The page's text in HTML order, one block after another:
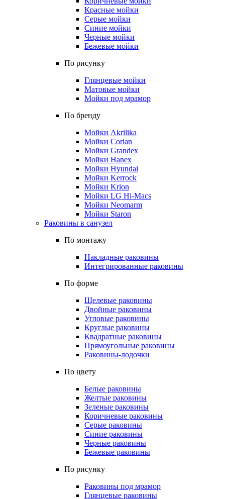
Красные мойки
Серые мойки
Синие мойки
Черные мойки
Бежевые мойки
По рисунку
Глянцевые мойки
Матовые мойки
Мойки под мрамор
По бренду
Мойки Akrilika
Мойки Corian
Мойки Grandex
Мойки Hanex
Мойки Hyundai
Мойки Kerrock
Мойки Krion
Мойки LG Hi-Macs
Мойки Neomarm
Мойки Staron
Раковины в санузел
По монтажу
Накладные раковины
Интегрированные раковины
По форме
Щелевые раковины
Двойные раковины
Угловые раковины
Круглые раковины
Квадратные раковины
Прямоугольные раковины
Раковины-лодочки
По цвету
Белые раковины
Желтые раковины
Зеленые раковины
Коричневые раковины
Серые раковины
Синие раковины
Черные раковины
Бежевые раковины
По рисунку
Раковины под мрамор
Глянцевые раковины